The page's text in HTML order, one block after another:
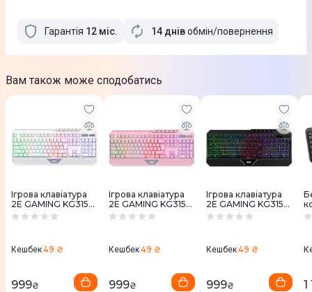
Гарантія 12 міс. 14 днівобмін/повернення
Вам також може сподобатись
Ігрова клавіатура
2E GAMING KG315
RGB USB Ukr
Кешбек49 ₴
999₴
Ігрова клавіатура
2E GAMING KG315
RGB USB Ukr (Pink)
Кешбек49 ₴
999₴
Ігрова клавіатура
2E GAMING KG315
RGB USB Ukr (Black)
Кешбек49 ₴
999₴ 1